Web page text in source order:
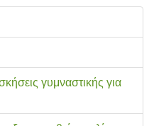
γυμναστικής για